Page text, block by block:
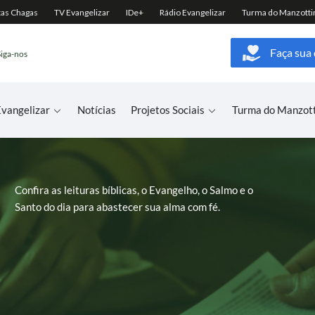
nos Faça
Notícias Projetos Sociais Turma do
Confira as leituras bíblicas, o Evangelho, o Salmo e o
Santo do dia para abastecer sua alma com fé.